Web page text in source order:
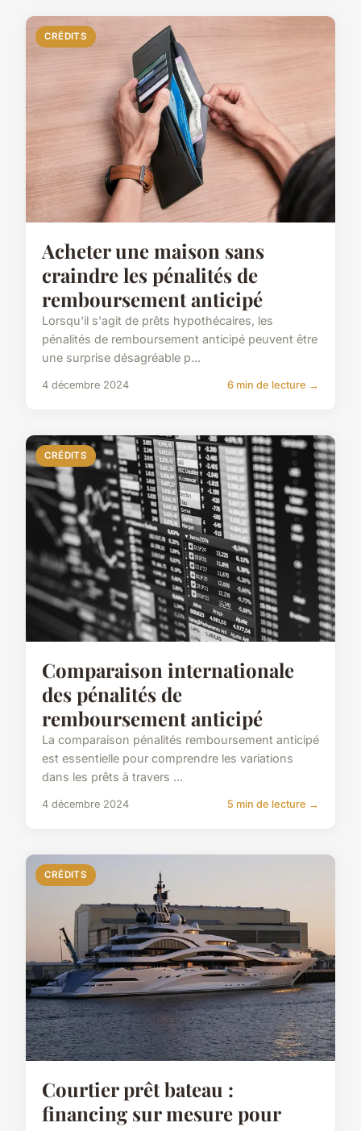
CRÉDITS
Acheter une maison sans
craindre les pénalités de
remboursement anticipé
Lorsqu'il s'agit de prêts hypothécaires, les
pénalités de remboursement anticipé peuvent être
une surprise désagréable p...
4 décembre 2024 6 min de lecture →
CRÉDITS
Comparaison internationale
des pénalités de
remboursement anticipé
La comparaison pénalités remboursement anticipé
est essentielle pour comprendre les variations
dans les prêts à travers ...
4 décembre 2024 5 min de lecture →
CRÉDITS
Courtier prêt bateau :
financing sur mesure pour